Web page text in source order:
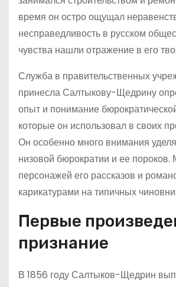
время он остро ощущал
несправедливость в русском
чувства нашли отражение в его
Служба в правительственных
принесла Салтыкову-Щедрину
опыт и понимание
которые он использовал в своих
Он особенно много внимания
низовой бюрократии и ее пороков.
персонажей его рассказов и
карикатурами на типичных
Первые
признание
В 1856 году Салтыков-Щедрин